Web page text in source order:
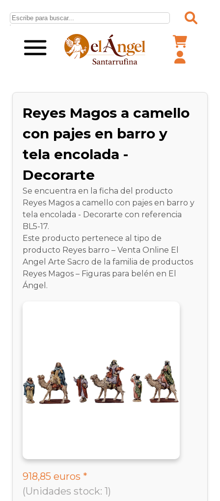
Reyes Magos a camello
con pajes en barro y
tela encolada -
Decorarte
Se encuentra en la ficha del producto
Reyes Magos a camello con pajes en barro y
tela encolada - Decorarte con referencia
BL5-17.
Este producto pertenece al tipo de
producto Reyes barro – Venta Online El
Angel Arte Sacro de la familia de productos
Reyes Magos – Figuras para belén en El
Ángel.
918,85 euros *
(Unidades stock: 1)